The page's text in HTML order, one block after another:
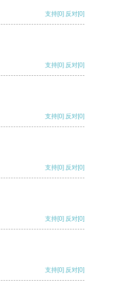
支持[0] 反对[0]
支持[0] 反对[0]
支持[0] 反对[0]
支持[0] 反对[0]
支持[0] 反对[0]
支持[0] 反对[0]